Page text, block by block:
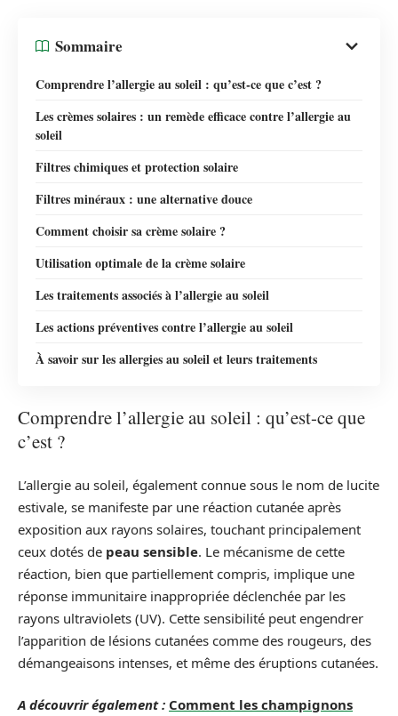
Sommaire
Comprendre l’allergie au soleil : qu’est-ce que c’est ?
Les crèmes solaires : un remède efficace contre l’allergie au
soleil
Filtres chimiques et protection solaire
Filtres minéraux : une alternative douce
Comment choisir sa crème solaire ?
Utilisation optimale de la crème solaire
Les traitements associés à l’allergie au soleil
Les actions préventives contre l’allergie au soleil
À savoir sur les allergies au soleil et leurs traitements
Comprendre l’allergie au soleil : qu’est-ce que
c’est ?
L’allergie au soleil, également connue sous le nom de lucite
estivale, se manifeste par une réaction cutanée après
exposition aux rayons solaires, touchant principalement
ceux dotés de peau sensible. Le mécanisme de cette
réaction, bien que partiellement compris, implique une
réponse immunitaire inappropriée déclenchée par les
rayons ultraviolets (UV). Cette sensibilité peut engendrer
l’apparition de lésions cutanées comme des rougeurs, des
démangeaisons intenses, et même des éruptions cutanées.
A découvrir également : Comment les champignons